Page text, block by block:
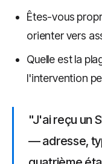
Êtes-vous
orienter vers
Quelle est la
l'intervention
"J'ai reçu un
— adresse,